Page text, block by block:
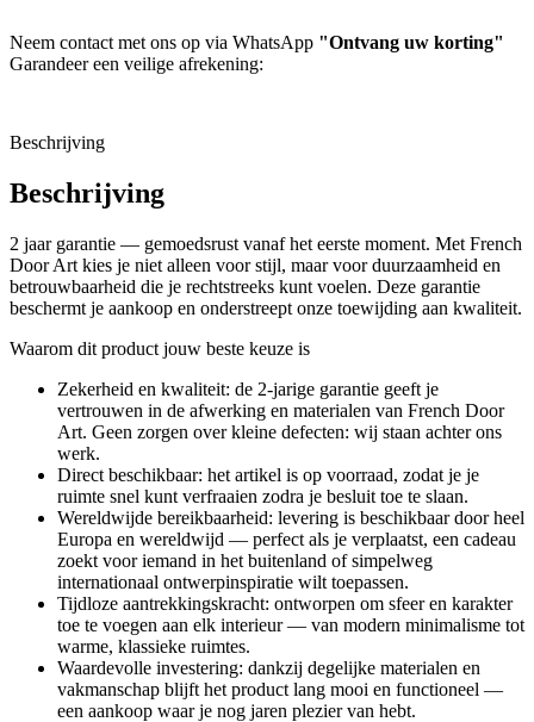
Neem contact met ons op via WhatsApp "Ontvang uw korting"
Garandeer een veilige afrekening:
Beschrijving
Beschrijving
2 jaar garantie — gemoedsrust vanaf het eerste moment. Met French
Door Art kies je niet alleen voor stijl, maar voor duurzaamheid en
betrouwbaarheid die je rechtstreeks kunt voelen. Deze garantie
beschermt je aankoop en onderstreept onze toewijding aan kwaliteit.
Waarom dit product jouw beste keuze is
Zekerheid en kwaliteit: de 2-jarige garantie geeft je
vertrouwen in de afwerking en materialen van French Door
Art. Geen zorgen over kleine defecten: wij staan achter ons
werk.
Direct beschikbaar: het artikel is op voorraad, zodat je je
ruimte snel kunt verfraaien zodra je besluit toe te slaan.
Wereldwijde bereikbaarheid: levering is beschikbaar door heel
Europa en wereldwijd — perfect als je verplaatst, een cadeau
zoekt voor iemand in het buitenland of simpelweg
internationaal ontwerpinspiratie wilt toepassen.
Tijdloze aantrekkingskracht: ontworpen om sfeer en karakter
toe te voegen aan elk interieur — van modern minimalisme tot
warme, klassieke ruimtes.
Waardevolle investering: dankzij degelijke materialen en
vakmanschap blijft het product lang mooi en functioneel —
een aankoop waar je nog jaren plezier van hebt.